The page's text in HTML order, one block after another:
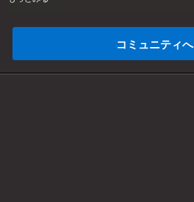
コミュニティへ